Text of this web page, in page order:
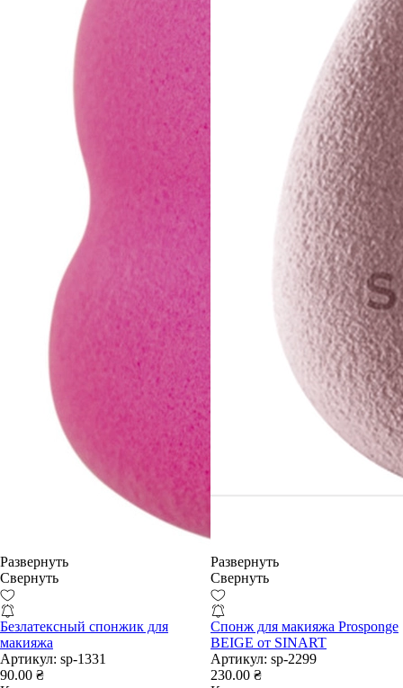
Развернуть
Свернуть
Безлатексный спонжик для
макияжа
Артикул: sp-1331
90.00 ₴
Развернуть
Свернуть
Спонж для макияжа Prosponge
BEIGE от SINART
Артикул: sp-2299
230.00 ₴